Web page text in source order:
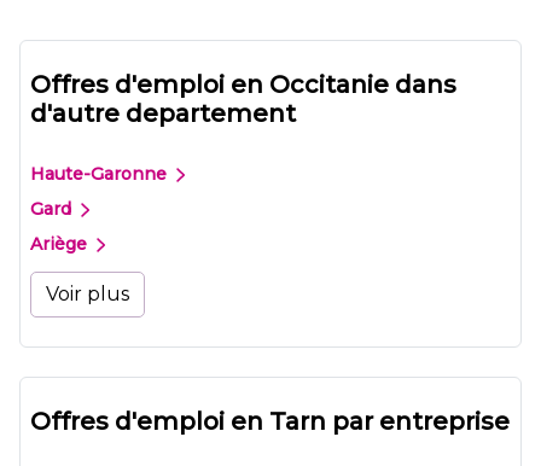
Offres d'emploi en Occitanie dans
d'autre departement
Haute-Garonne
Gard
Ariège
Voir plus
Offres d'emploi en Tarn par entreprise